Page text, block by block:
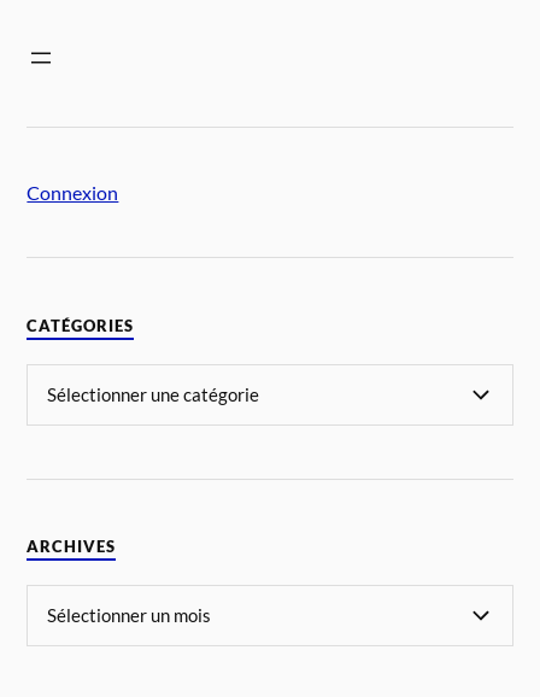
Connexion
CATÉGORIES
ARCHIVES